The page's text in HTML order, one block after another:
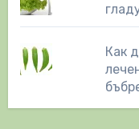
Как